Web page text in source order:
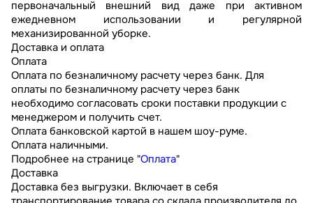
первоначальный внешний вид даже при активном
ежедневном использовании и регулярной
механизированной уборке.
Доставка и оплата
Оплата
Оплата по безналичному расчету через банк. Для
оплаты по безналичному расчету через банк
необходимо согласовать сроки поставки продукции с
менеджером и получить счет.
Оплата банковской картой в нашем шоу-руме.
Оплата наличными.
Подробнее на странице "Оплата"
Доставка
Доставка без выгрузки. Включает в себя